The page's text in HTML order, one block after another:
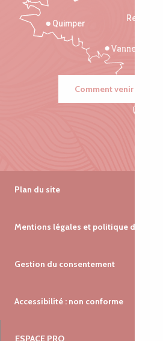
Rennes
Vannes
Quimper
Comment venir ?
Plan du site
Mentions légales et politique de
Gestion du consentement
Accessibilité : non conforme
ESPACE PRO